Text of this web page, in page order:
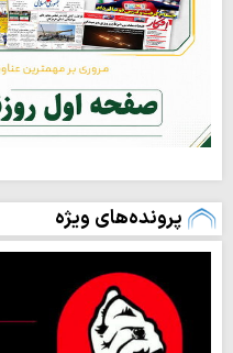
پرونده‌های ویژه